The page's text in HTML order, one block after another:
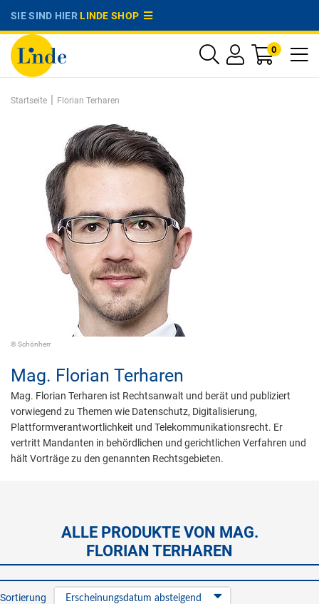
SIE SIND HIERLINDE SHOP
0
Startseite | Florian Terharen
© Schönherr
Mag. Florian Terharen
Mag. Florian Terharen ist Rechtsanwalt und berät und publiziert
vorwiegend zu Themen wie Datenschutz, Digitalisierung,
Plattformverantwortlichkeit und Telekommunikationsrecht. Er
vertritt Mandanten in behördlichen und gerichtlichen Verfahren und
hält Vorträge zu den genannten Rechtsgebieten.
ALLE PRODUKTE VON MAG.
FLORIAN TERHAREN
Sortierung Erscheinungsdatum absteigend